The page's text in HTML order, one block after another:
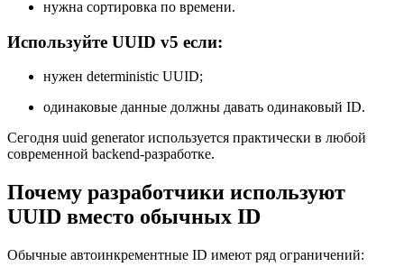
нужна сортировка по времени.
Используйте UUID v5 если:
нужен deterministic UUID;
одинаковые данные должны давать одинаковый ID.
Сегодня uuid generator используется практически в любой
современной backend-разработке.
Почему разработчики используют
UUID вместо обычных ID
Обычные автоинкрементные ID имеют ряд ограничений: